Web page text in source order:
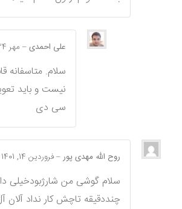
علی احمدی– مهر 24, 1400
سلام. متاسفانه
نیست و باید
سی دی
روح الله مهدی پور–فروردین 14, 1401
سلام گوشی من شارژبودخیلی
چنددقیقه تاچش کار نداد